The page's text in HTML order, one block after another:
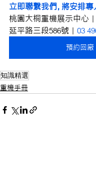
立即聯繫我們，將安排
桃園大桐重機展示中心
延平路三段586號｜ 03
預約回廠
知識精選
重機手冊